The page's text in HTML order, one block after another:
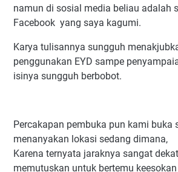
namun di sosial media beliau adalah
Facebook yang saya kagumi.
Karya tulisannya sungguh
penggunakan EYD sampe
isinya sungguh berbobot.
Percakapan pembuka pun kami buka
menanyakan lokasi sedang dimana,
Karena ternyata jaraknya sangat
memutuskan untuk bertemu